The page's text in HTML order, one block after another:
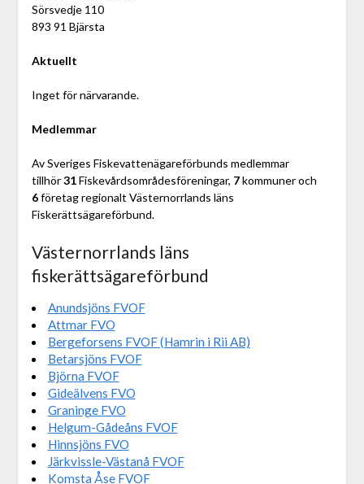
Sörsvedje 110
893 91 Bjärsta
Aktuellt
Inget för närvarande.
Medlemmar
Av Sveriges Fiskevattenägareförbunds medlemmar
tillhör31Fiskevårdsområdesföreningar, 7kommuner och
6 företag regionalt Västernorrlands läns
Fiskerättsägareförbund.
Västernorrlands läns
fiskerättsägareförbund
Anundsjöns FVOF
Attmar FVO
Bergeforsens FVOF (Hamrin i Rii AB)
Betarsjöns FVOF
Björna FVOF
Gideälvens FVO
Graninge FVO
Helgum-Gådeåns FVOF
Hinnsjöns FVO
Järkvissle-Västanå FVOF
Komsta Åse FVOF